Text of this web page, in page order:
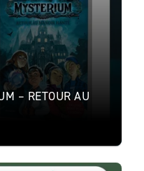
– RETOUR AU